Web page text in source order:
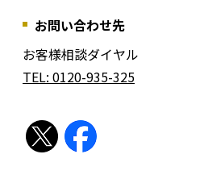
お問い合わせ先
お客様相談ダイヤル
TEL: 0120-935-325